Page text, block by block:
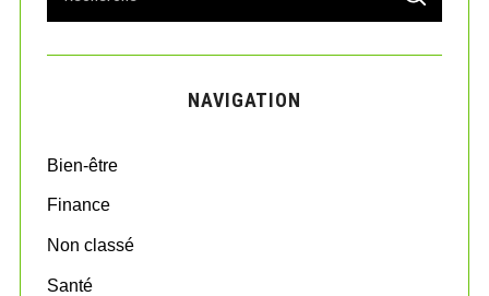
a
r
o
:
A
C
NAVIGATION
Bien-être
Finance
Non classé
Santé